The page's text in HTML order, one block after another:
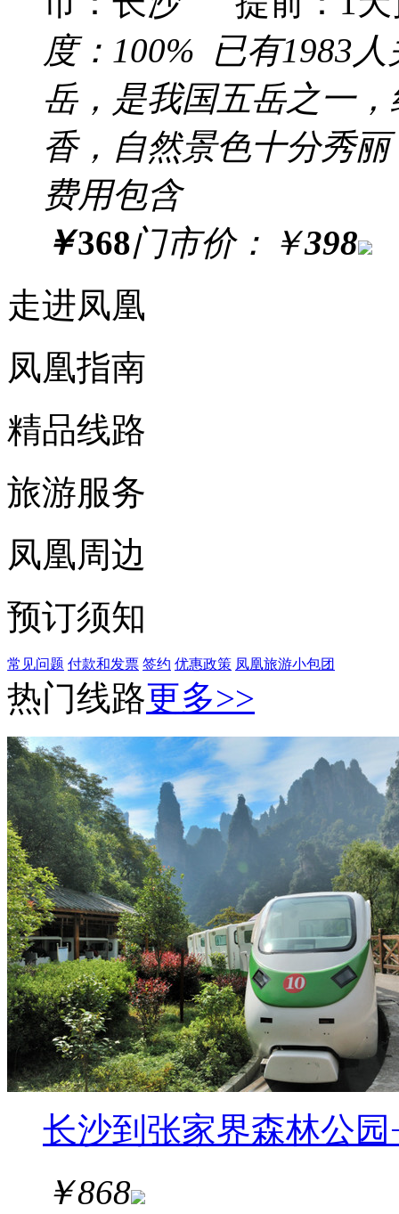
度： 100% 已有1983
岳，是我国五岳之一
香，自然景色十分秀
费用包含
￥368门市价： ￥398
走进凤凰
凤凰指南
精品线路
旅游服务
凤凰周边
预订须知
常见问题 付款和发票 签约 优惠政策 凤凰旅游小包团
热门线路更多>>
长沙到张家界森林公园
￥868